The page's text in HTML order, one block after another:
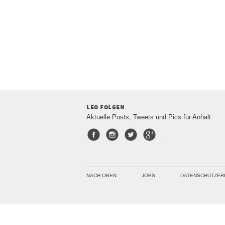
leo folgen
Aktuelle Posts, Tweets und Pics für Anhalt.
FacebookInstagram
Twitter
NACH OBEN JOBS